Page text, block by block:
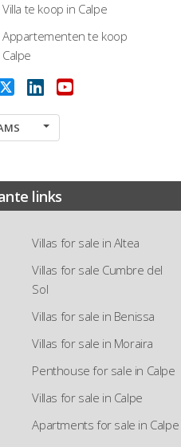
Villa te koop in Calpe
Appartementen te koop
Calpe
links
Villas for sale in Altea
Villas for sale Cumbre del
Sol
Villas for sale in Benissa
Villas for sale in Moraira
Penthouse for sale in Calpe
Villas for sale in Calpe
Apartments for sale in Calpe